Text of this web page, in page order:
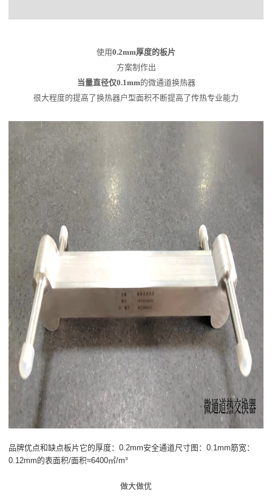
使用0.2mm厚度的板片
方案制作出
当量直径仅0.1mm的微通道换热器
很大程度的提高了换热器户型面积不断提高了传热专业能力
品牌优点和缺点板片它的厚度：0.2mm安全通道尺寸图：0.1mm筋宽：
0.12mm的表面积/面积≈6400㎡/m³
做大做优